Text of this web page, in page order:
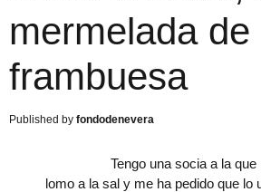
mermelada de
frambuesa
fondodenevera
Tengo una socia a la que le
lomo a la sal y me ha pedido que lo